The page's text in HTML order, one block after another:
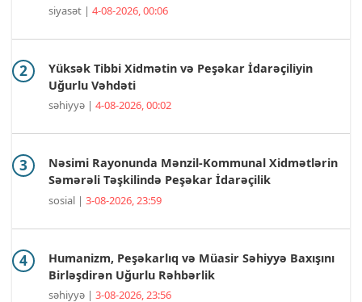
siyasət | 4-08-2026, 00:06
Yüksək Tibbi Xidmətin və Peşəkar İdarəçiliyin
Uğurlu Vəhdəti
səhiyyə | 4-08-2026, 00:02
Nəsimi Rayonunda Mənzil-Kommunal Xidmətlərin
Səmərəli Təşkilində Peşəkar İdarəçilik
sosial | 3-08-2026, 23:59
Humanizm, Peşəkarlıq və Müasir Səhiyyə Baxışını
Birləşdirən Uğurlu Rəhbərlik
səhiyyə | 3-08-2026, 23:56